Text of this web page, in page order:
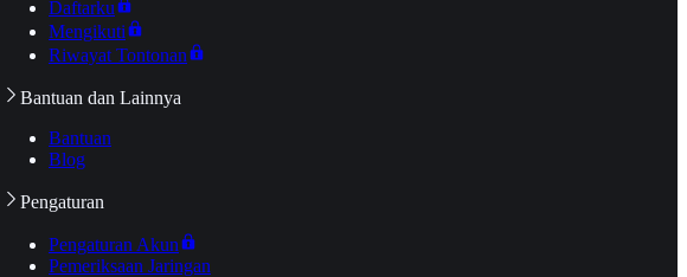
Daftarku
Mengikuti
Riwayat Tontonan
Bantuan dan Lainnya
Bantuan
Blog
Pengaturan
Pengaturan Akun
Pemeriksaan Jaringan